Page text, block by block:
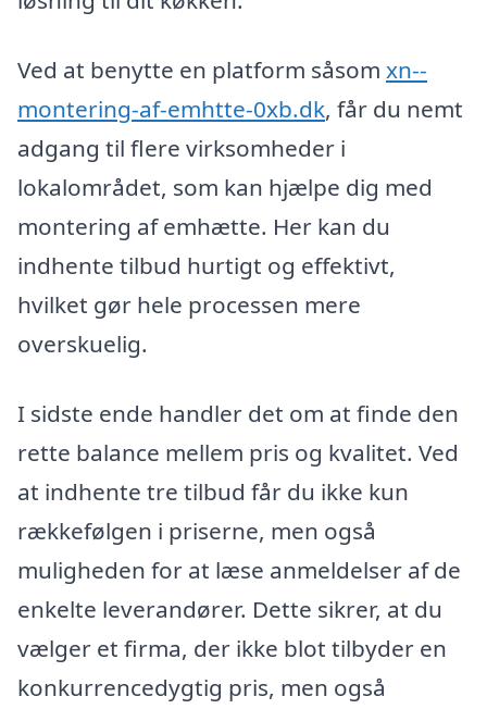
Ved at benytte en platform såsom xn--
montering-af-emhtte-0xb.dk, får du nemt
adgang til flere virksomheder i
lokalområdet, som kan hjælpe dig med
montering af emhætte. Her kan du
indhente tilbud hurtigt og effektivt,
hvilket gør hele processen mere
overskuelig.
I sidste ende handler det om at finde den
rette balance mellem pris og kvalitet. Ved
at indhente tre tilbud får du ikke kun
rækkefølgen i priserne, men også
muligheden for at læse anmeldelser af de
enkelte leverandører. Dette sikrer, at du
vælger et firma, der ikke blot tilbyder en
konkurrencedygtig pris, men også